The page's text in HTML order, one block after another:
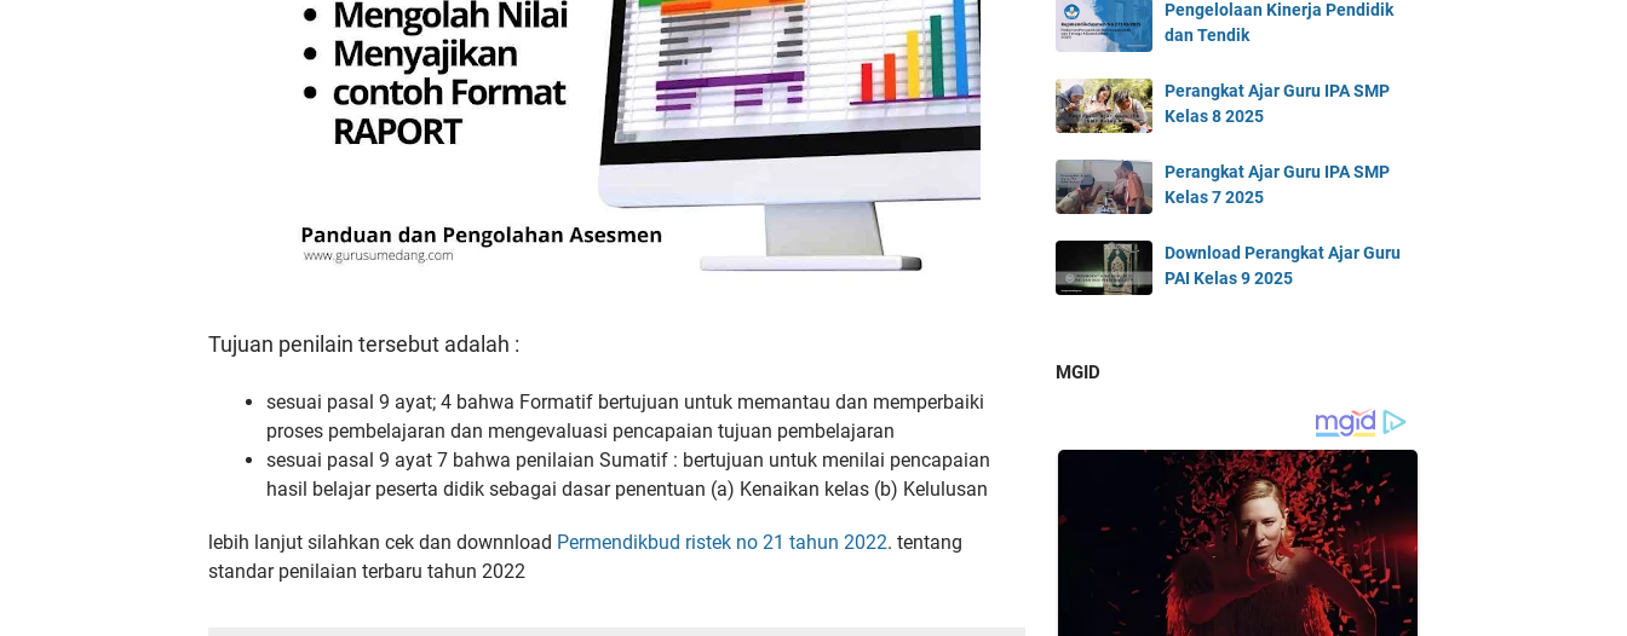
Tujuan penilain tersebut adalah :
sesuai pasal 9 ayat; 4 bahwa Formatif bertujuan untuk memantau dan memperbaiki
proses pembelajaran dan mengevaluasi pencapaian tujuan pembelajaran
sesuai pasal 9 ayat 7 bahwa penilaian Sumatif : bertujuan untuk menilai pencapaian
hasil belajar peserta didik sebagai dasar penentuan (a) Kenaikan kelas (b) Kelulusan
lebih lanjut silahkan cek dan downnload Permendikbud ristek no 21 tahun 2022. tentang
standar penilaian terbaru tahun 2022
Pengelolaan Kinerja Pendidik
dan Tendik
Perangkat Ajar Guru IPA SMP
Kelas 8 2025
Perangkat Ajar Guru IPA SMP
Kelas 7 2025
Download Perangkat Ajar Guru
PAI Kelas 9 2025
MGID